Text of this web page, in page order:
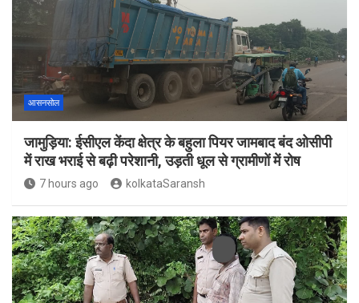
आसनसोल
जामुड़िया: ईसीएल केंदा क्षेत्र के बहुला पियर जामबाद बंद ओसीपी
में राख भराई से बढ़ी परेशानी, उड़ती धूल से ग्रामीणों में रोष
7 hours ago kolkataSaransh